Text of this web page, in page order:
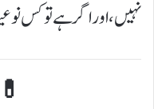
نہیں، اور اگر ہے تو کس